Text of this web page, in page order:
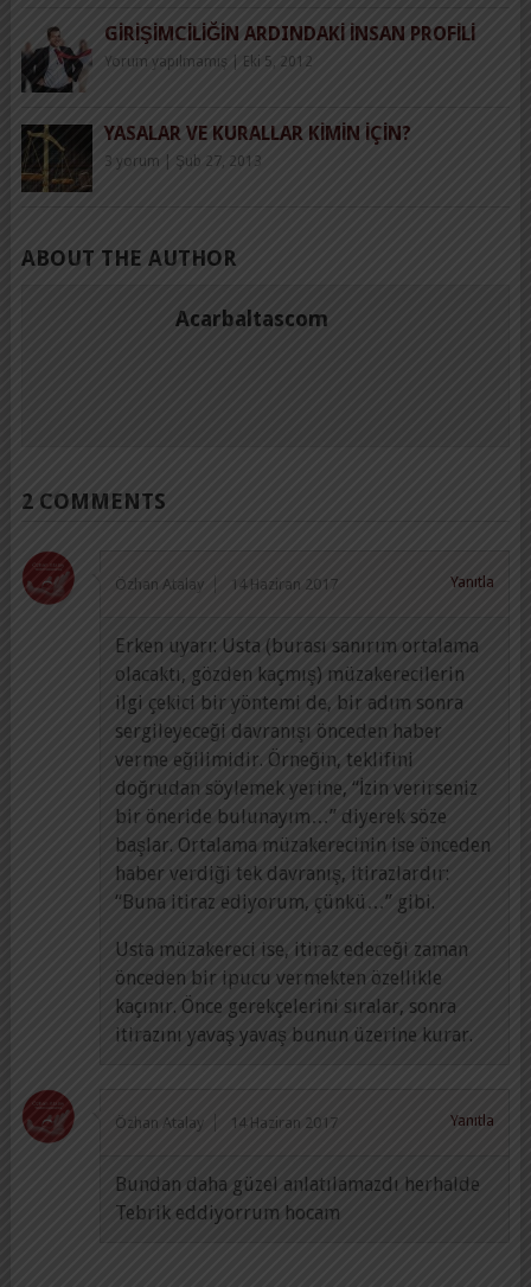
GIRIŞIMCILIĞIN ARDINDAKI İNSAN PROFILI
Yorum yapılmamış Eki 5, 2012
YASALAR VE KURALLAR KIMIN İÇIN?
3 yorum Şub 27, 2013
ABOUT THE AUTHOR
Acarbaltascom
2 COMMENTS
Özhan Atalay 14 Haziran 2017 Yanıtla
Erken uyarı: Usta (burası sanırım ortalama
olacaktı, gözden kaçmış) müzakerecilerin
ilgi çekici bir yöntemi de, bir adım sonra
sergileyeceği davranışı önceden haber
verme eğilimidir. Örneğin, teklifini
doğrudan söylemek yerine, “İzin verirseniz
bir öneride bulunayım…” diyerek söze
başlar. Ortalama müzakerecinin ise önceden
haber verdiği tek davranış, itirazlardır:
“Buna itiraz ediyorum, çünkü…” gibi.
Usta müzakereci ise, itiraz edeceği zaman
önceden bir ipucu vermekten özellikle
kaçınır. Önce gerekçelerini sıralar, sonra
itirazını yavaş yavaş bunun üzerine kurar.
Özhan Atalay 14 Haziran 2017 Yanıtla
Bundan daha güzel anlatılamazdı herhalde
Tebrik eddiyorrum hocam